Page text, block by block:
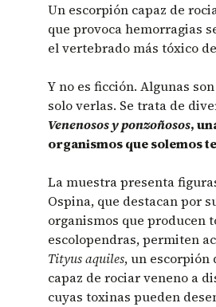
Un escorpión capaz de
que provoca hemorragias
el vertebrado más tóxico
Y no es ficción. Algunas
solo verlas. Se trata de
Venenosos y ponzoñosos,
organismos que solemos
La muestra presenta
Ospina, que destacan por
organismos que producen
escolopendras, permiten
Tityus aquiles, un escorpión
capaz de rociar veneno a
cuyas toxinas pueden